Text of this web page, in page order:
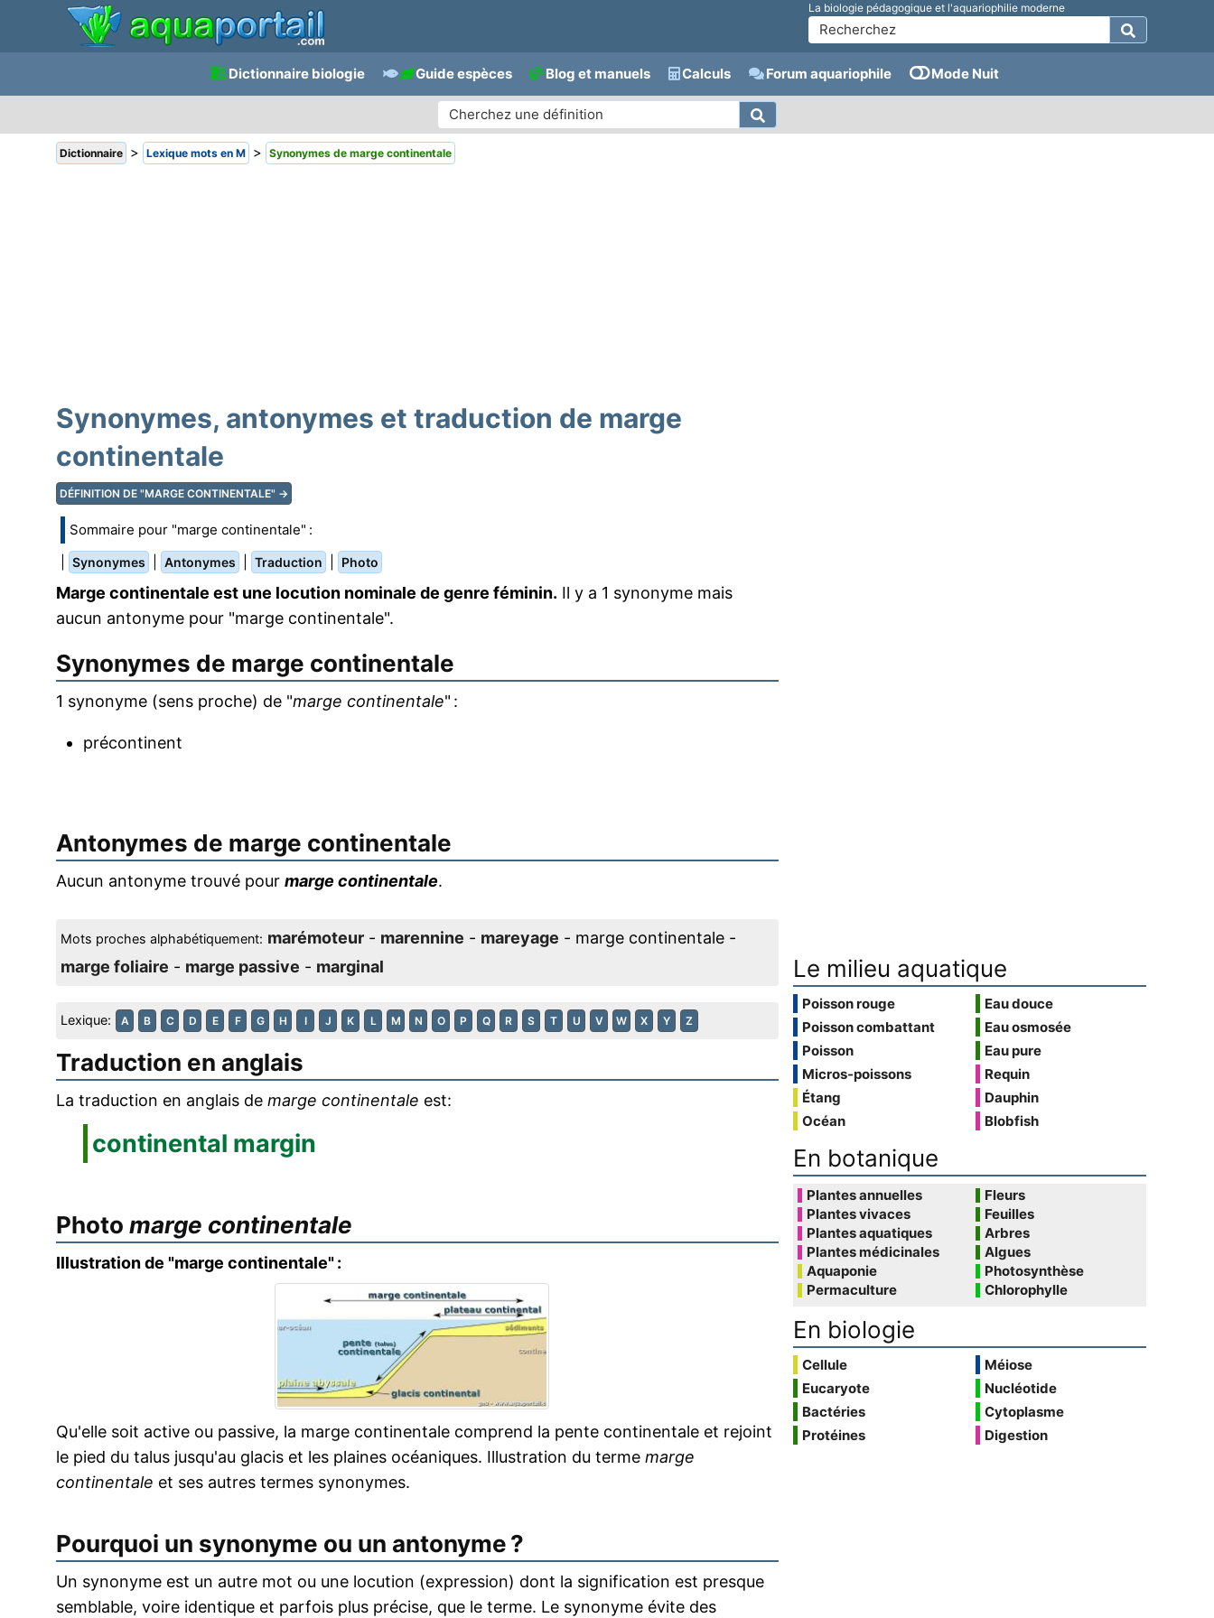
La biologie pédagogique et l'aquariophilie moderne
Dictionnaire biologie Guide espèces Blog et manuels Calculs Forum aquariophile Mode Nuit
Dictionnaire > Lexique mots en M > Synonymes de marge continentale
Synonymes, antonymes et traduction de marge
continentale
DÉFINITION DE "MARGE CONTINENTALE" →
Sommaire pour "marge continentale" :
Synonymes Antonymes Traduction Photo
Marge continentale est une locution nominale de genre féminin. Il y a 1 synonyme mais
aucun antonyme pour "marge continentale".
Synonymes de marge continentale
1 synonyme (sens proche) de "marge continentale" :
précontinent
Antonymes de marge continentale
Aucun antonyme trouvé pour marge continentale.
Mots proches alphabétiquement: marémoteur - marennine - mareyage - marge continentale -
marge foliaire - marge passive - marginal
Lexique: A B C D E F G H I J K L M N O P Q R S T U V W X Y Z
Traduction en anglais
La traduction en anglais de marge continentale est:
continental margin
Photo marge continentale
Illustration de "marge continentale" :
Qu'elle soit active ou passive, la marge continentale comprend la pente continentale et rejoint
le pied du talus jusqu'au glacis et les plaines océaniques. Illustration du terme marge
continentale et ses autres termes synonymes.
Pourquoi un synonyme ou un antonyme ?
Un synonyme est un autre mot ou une locution (expression) dont la signification est presque
semblable, voire identique et parfois plus précise, que le terme. Le synonyme évite des
Le milieu aquatique
Poisson rouge
Poisson combattant
Poisson
Micros-poissons
Étang
Océan
Eau douce
Eau osmosée
Eau pure
Requin
Dauphin
Blobfish
En botanique
Plantes annuelles
Plantes vivaces
Plantes aquatiques
Plantes médicinales
Aquaponie
Permaculture
Fleurs
Feuilles
Arbres
Algues
Photosynthèse
Chlorophylle
En biologie
Cellule
Eucaryote
Bactéries
Protéines
Méiose
Nucléotide
Cytoplasme
Digestion